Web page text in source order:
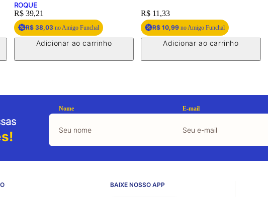
ROQUE
Price:
R$ 39,21
R$ 38,03no Amigo Funchal
Adicionar ao carrinho
Price:
R$ 11,33
R$ 10,99 no Amigo Funchal
Adicionar ao carrinho
Nome E-mail
BAIXE NOSSO APP